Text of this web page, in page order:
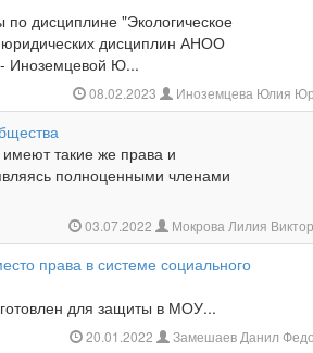
дисциплине "Экологическое
дисциплин АНОО
- Иноземцевой Ю...
08.02.2023 Иноземцева Юлия
такие же права и
полноценными членами
03.07.2022 Мокрова Лилия
права в системе социального
для защиты в МОУ...
20.01.2022 Замешаев Данил